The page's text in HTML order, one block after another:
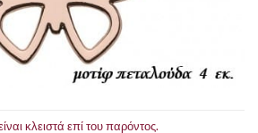
κλειστά επί του παρόντος.